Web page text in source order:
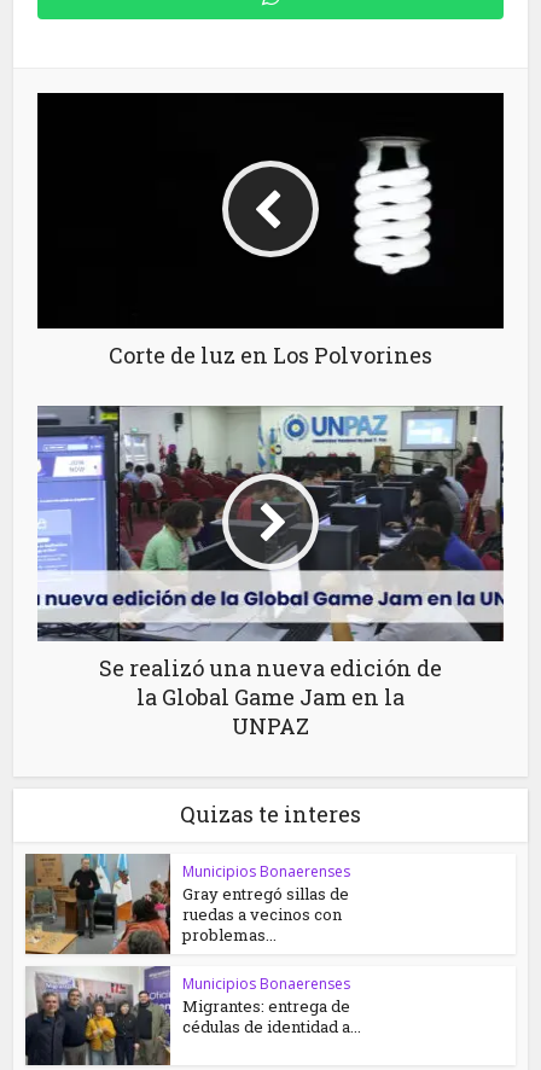
Corte de luz en Los Polvorines
Se realizó una nueva edición de
la Global Game Jam en la
UNPAZ
Quizas te interes
Municipios Bonaerenses
Gray entregó sillas de
ruedas a vecinos con
problemas...
Municipios Bonaerenses
Migrantes: entrega de
cédulas de identidad a...